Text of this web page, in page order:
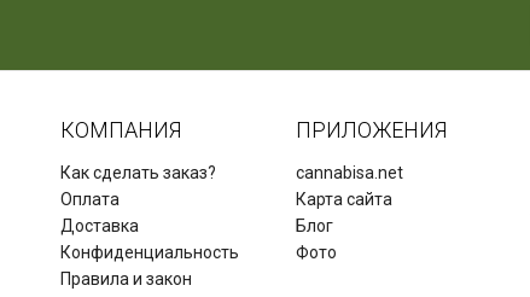
КОМПАНИЯ
Как сделать заказ?
Оплата
Доставка
Конфиденциальность
Правила и закон
ПРИЛОЖЕНИЯ
cannabisa.net
Карта сайта
Блог
Фото